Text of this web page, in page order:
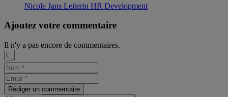
Nicole Jans Leiterin HR Development
Ajoutez votre commentaire
Il n'y a pas encore de commentaires.